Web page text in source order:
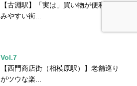
【古淵駅】「実は」買い物が便利で住
みやすい街...
Vol.7
【西門商店街（相模原駅）】老舗巡り
がツウな楽...